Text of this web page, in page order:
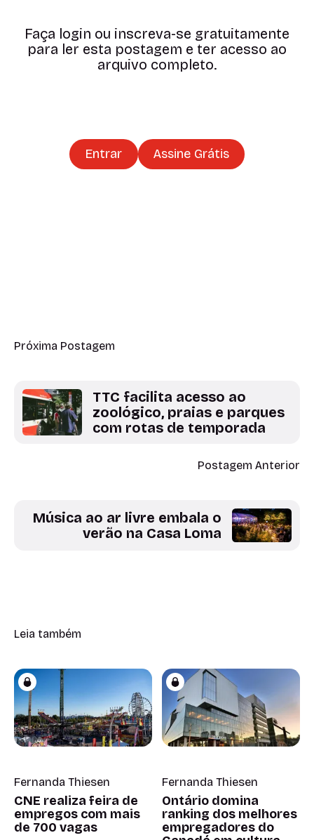
Faça login ou inscreva-se gratuitamente
para ler esta postagem e ter acesso ao
arquivo completo.
Entrar Assine Grátis
Próxima Postagem
TTC facilita acesso ao
zoológico, praias e parques
com rotas de temporada
Postagem Anterior
Música ao ar livre embala o
verão na Casa Loma
Leia também
Fernanda Thiesen
CNE realiza feira de
empregos com mais
de 700 vagas
Fernanda Thiesen
Ontário domina
ranking dos melhores
empregadores do